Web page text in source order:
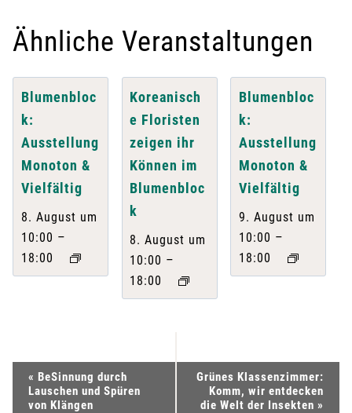
Ähnliche Veranstaltungen
Blumenbloc
k:
Ausstellung
Monoton &
Vielfältig
8. August um
10:00 –
18:00
Koreanisch
e Floristen
zeigen ihr
Können im
Blumenbloc
k
8. August um
10:00 –
18:00
Blumenbloc
k:
Ausstellung
Monoton &
Vielfältig
9. August um
10:00 –
18:00
« BeSinnung durch
Lauschen und Spüren
von Klängen
Grünes Klassenzimmer:
Komm, wir entdecken
die Welt der Insekten »